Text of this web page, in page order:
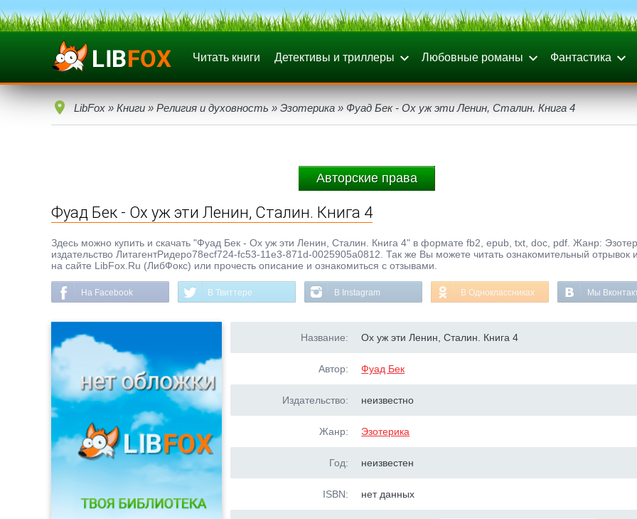
Читать книги Детективы и триллеры Любовные романы Фантастика
LibFox » Книги » Религия и духовность » Эзотерика » Фуад Бек - Ох уж эти Ленин, Сталин. Книга 4
Авторские права
Фуад Бек - Ох уж эти Ленин, Сталин. Книга 4
Здесь можно купить и скачать "Фуад Бек - Ох уж эти Ленин, Сталин. Книга 4" в формате fb2, epub, txt, doc, pdf. Жанр:
издательство ЛитагентРидеро78ecf724-fc53-11e3-871d-0025905a0812. Так же Вы можете читать ознакомительный отрывок
на сайте LibFox.Ru (ЛибФокс) или прочесть описание и ознакомиться с отзывами.
На Facebook В Твиттере В Instagram В Одноклассниках Мы
Название: Ох уж эти Ленин, Сталин. Книга 4
Автор: Фуад Бек
Издательство: неизвестно
Жанр: Эзотерика
Год: неизвестен
ISBN: нет данных